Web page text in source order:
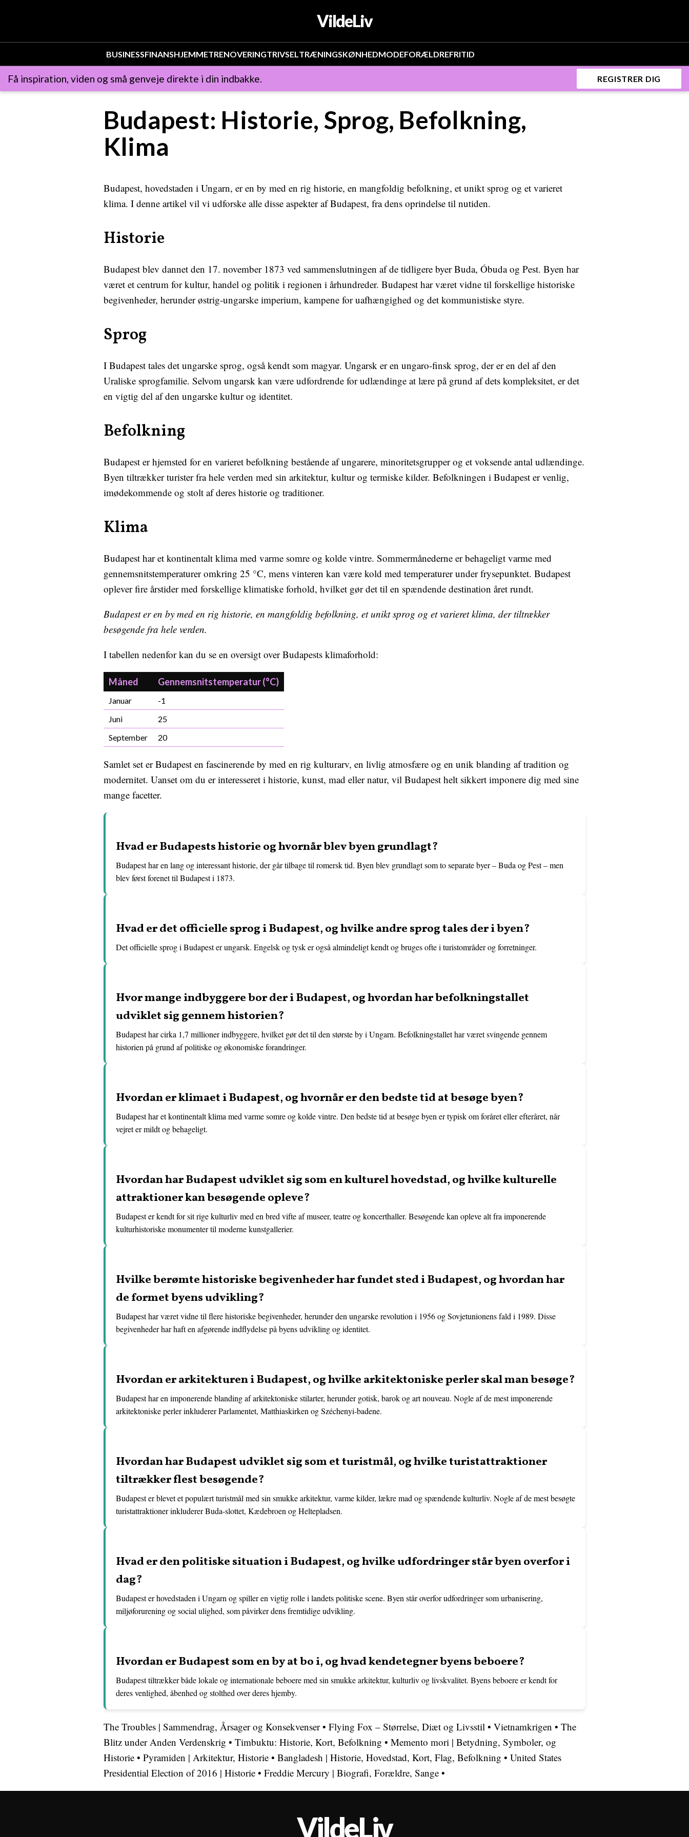
VildeLiv
BUSINESSFINANSHJEMMETRENOVERINGTRIVSELTRÆNINGSKØNHEDMODEFORÆLDREFRITID
Få inspiration, viden og små genveje direkte i din indbakke. REGISTRER DIG
Budapest: Historie, Sprog, Befolkning,
Klima
Budapest, hovedstaden i Ungarn, er en by med en rig historie, en mangfoldig befolkning, et unikt sprog og et varieret
klima. I denne artikel vil vi udforske alle disse aspekter af Budapest, fra dens oprindelse til nutiden.
Historie
Budapest blev dannet den 17. november 1873 ved sammenslutningen af de tidligere byer Buda, Óbuda og Pest. Byen har
været et centrum for kultur, handel og politik i regionen i århundreder. Budapest har været vidne til forskellige historiske
begivenheder, herunder østrig-ungarske imperium, kampene for uafhængighed og det kommunistiske styre.
Sprog
I Budapest tales det ungarske sprog, også kendt som magyar. Ungarsk er en ungaro-finsk sprog, der er en del af den
Uraliske sprogfamilie. Selvom ungarsk kan være udfordrende for udlændinge at lære på grund af dets kompleksitet, er det
en vigtig del af den ungarske kultur og identitet.
Befolkning
Budapest er hjemsted for en varieret befolkning bestående af ungarere, minoritetsgrupper og et voksende antal udlændinge.
Byen tiltrækker turister fra hele verden med sin arkitektur, kultur og termiske kilder. Befolkningen i Budapest er venlig,
imødekommende og stolt af deres historie og traditioner.
Klima
Budapest har et kontinentalt klima med varme somre og kolde vintre. Sommermånederne er behageligt varme med
gennemsnitstemperaturer omkring 25 °C, mens vinteren kan være kold med temperaturer under frysepunktet. Budapest
oplever fire årstider med forskellige klimatiske forhold, hvilket gør det til en spændende destination året rundt.
Budapest er en by med en rig historie, en mangfoldig befolkning, et unikt sprog og et varieret klima, der tiltrækker
besøgende fra hele verden.
I tabellen nedenfor kan du se en oversigt over Budapests klimaforhold:
Måned Gennemsnitstemperatur (°C)
Januar
-1
Juni
25
September
20
Samlet set er Budapest en fascinerende by med en rig kulturarv, en livlig atmosfære og en unik blanding af tradition og
modernitet. Uanset om du er interesseret i historie, kunst, mad eller natur, vil Budapest helt sikkert imponere dig med sine
mange facetter.
Hvad er Budapests historie og hvornår blev byen grundlagt?
Budapest har en lang og interessant historie, der går tilbage til romersk tid. Byen blev grundlagt som to separate byer – Buda og Pest – men
blev først forenet til Budapest i 1873.
Hvad er det officielle sprog i Budapest, og hvilke andre sprog tales der i byen?
Det officielle sprog i Budapest er ungarsk. Engelsk og tysk er også almindeligt kendt og bruges ofte i turistområder og forretninger.
Hvor mange indbyggere bor der i Budapest, og hvordan har befolkningstallet
udviklet sig gennem historien?
Budapest har cirka 1,7 millioner indbyggere, hvilket gør det til den største by i Ungarn. Befolkningstallet har været svingende gennem
historien på grund af politiske og økonomiske forandringer.
Hvordan er klimaet i Budapest, og hvornår er den bedste tid at besøge byen?
Budapest har et kontinentalt klima med varme somre og kolde vintre. Den bedste tid at besøge byen er typisk om foråret eller efteråret, når
vejret er mildt og behageligt.
Hvordan har Budapest udviklet sig som en kulturel hovedstad, og hvilke kulturelle
attraktioner kan besøgende opleve?
Budapest er kendt for sit rige kulturliv med en bred vifte af museer, teatre og koncerthaller. Besøgende kan opleve alt fra imponerende
kulturhistoriske monumenter til moderne kunstgallerier.
Hvilke berømte historiske begivenheder har fundet sted i Budapest, og hvordan har
de formet byens udvikling?
Budapest har været vidne til flere historiske begivenheder, herunder den ungarske revolution i 1956 og Sovjetunionens fald i 1989. Disse
begivenheder har haft en afgørende indflydelse på byens udvikling og identitet.
Hvordan er arkitekturen i Budapest, og hvilke arkitektoniske perler skal man besøge?
Budapest har en imponerende blanding af arkitektoniske stilarter, herunder gotisk, barok og art nouveau. Nogle af de mest imponerende
arkitektoniske perler inkluderer Parlamentet, Matthiaskirken og Széchenyi-badene.
Hvordan har Budapest udviklet sig som et turistmål, og hvilke turistattraktioner
tiltrækker flest besøgende?
Budapest er blevet et populært turistmål med sin smukke arkitektur, varme kilder, lækre mad og spændende kulturliv. Nogle af de mest besøgte
turistattraktioner inkluderer Buda-slottet, Kædebroen og Heltepladsen.
Hvad er den politiske situation i Budapest, og hvilke udfordringer står byen overfor i
dag?
Budapest er hovedstaden i Ungarn og spiller en vigtig rolle i landets politiske scene. Byen står overfor udfordringer som urbanisering,
miljøforurening og social ulighed, som påvirker dens fremtidige udvikling.
Hvordan er Budapest som en by at bo i, og hvad kendetegner byens beboere?
Budapest tiltrækker både lokale og internationale beboere med sin smukke arkitektur, kulturliv og livskvalitet. Byens beboere er kendt for
deres venlighed, åbenhed og stolthed over deres hjemby.
The Troubles | Sammendrag, Årsager og Konsekvenser• Flying Fox – Størrelse, Diæt og Livsstil • Vietnamkrigen • The
Blitz under Anden Verdenskrig • Timbuktu: Historie, Kort, Befolkning • Memento mori | Betydning, Symboler, og
Historie • Pyramiden | Arkitektur, Historie • Bangladesh | Historie, Hovedstad, Kort, Flag, Befolkning • United States
Presidential Election of 2016 | Historie • Freddie Mercury | Biografi, Forældre, Sange •
VildeLiv